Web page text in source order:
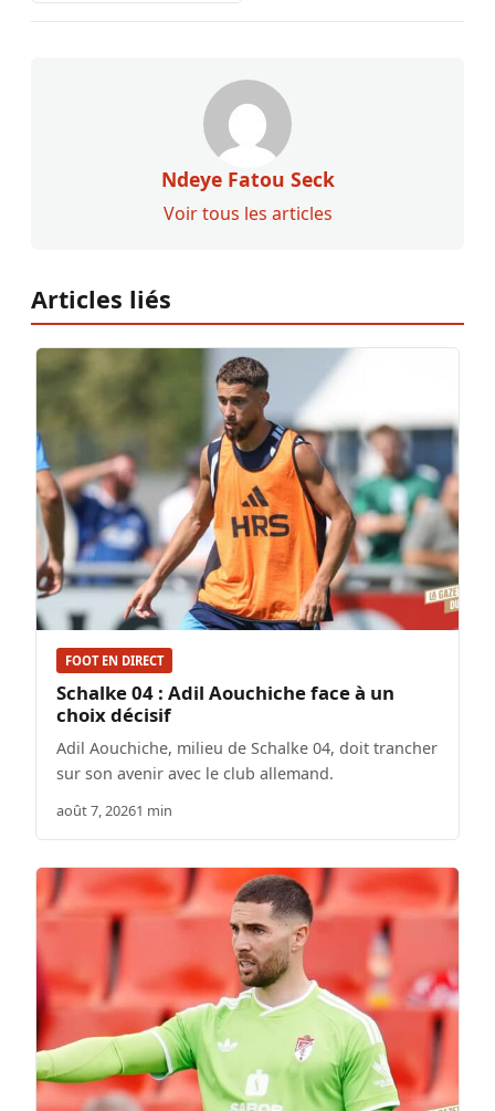
Ndeye Fatou Seck
Voir tous les articles
Articles liés
FOOT EN DIRECT
Schalke 04 : Adil Aouchiche face à un
choix décisif
Adil Aouchiche, milieu de Schalke 04, doit trancher
sur son avenir avec le club allemand.
août 7, 20261 min